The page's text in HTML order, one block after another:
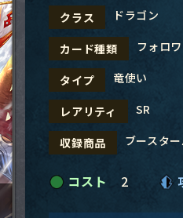
クラス ドラゴン
カード種類 フォロ
タイプ 竜使い
レアリティ SR
収録商品 ブースタ
コスト 2